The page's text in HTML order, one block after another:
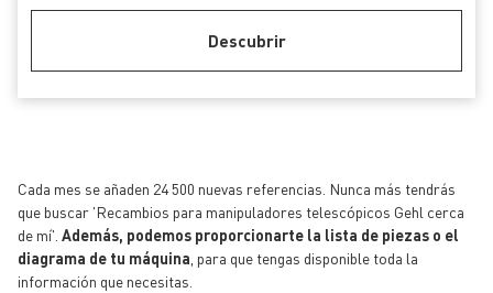
Descubrir
Cada mes se añaden 24 500 nuevas referencias. Nunca más tendrás
que buscar 'Recambios para manipuladores telescópicos Gehl cerca
de mí'. Además, podemos proporcionarte la lista de piezas o el
diagrama de tu máquina , para que tengas disponible toda la
información que necesitas.